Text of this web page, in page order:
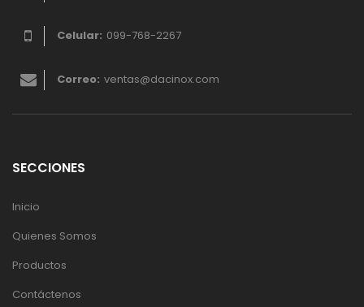
Celular: 099-768-2267
Correo: ventas@dacinox.com
SECCIONES
Inicio
Quienes Somos
Productos
Contáctenos